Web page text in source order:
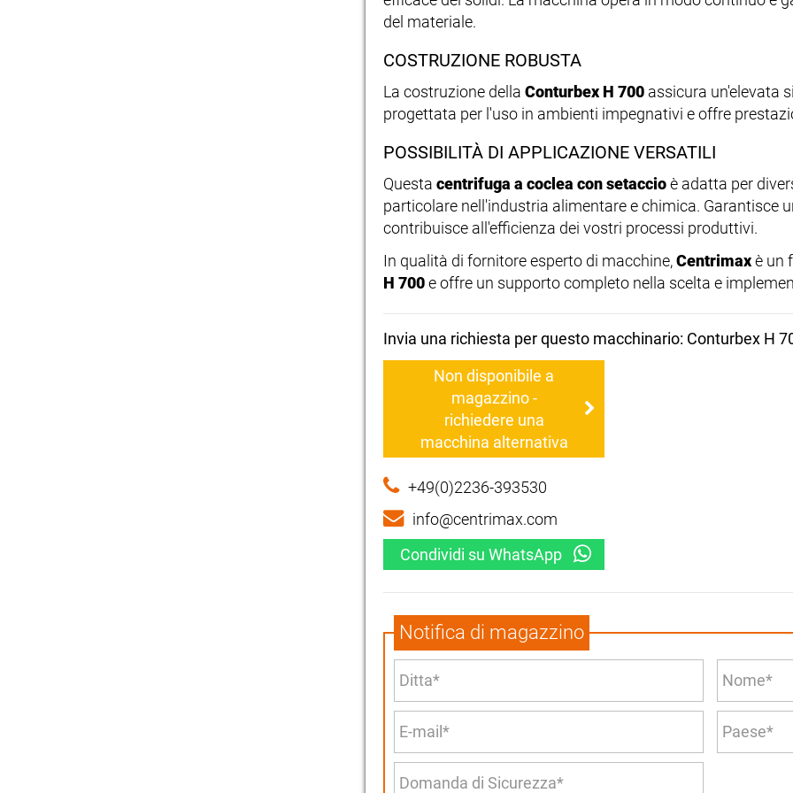
del materiale.
COSTRUZIONE ROBUSTA
La costruzione della Conturbex H 700 assicura un'elevata
progettata per l'uso in ambienti impegnativi e offre
POSSIBILITÀ DI APPLICAZIONE VERSATILI
Questa centrifuga a coclea con setaccioè adatta per
particolare nell'industria alimentare e chimica. Garantisce
contribuisce all'efficienza dei vostri processi produttivi.
In qualità di fornitore esperto di macchine,Centrimaxè un
H 700e offre un supporto completo nella scelta e
Invia una richiesta per questo macchinario: Conturbex H
Non disponibile a
magazzino -
richiedere una
macchina alternativa
+49(0)2236-393530
info@centrimax.com
Condividi su WhatsApp
Notifica di magazzino